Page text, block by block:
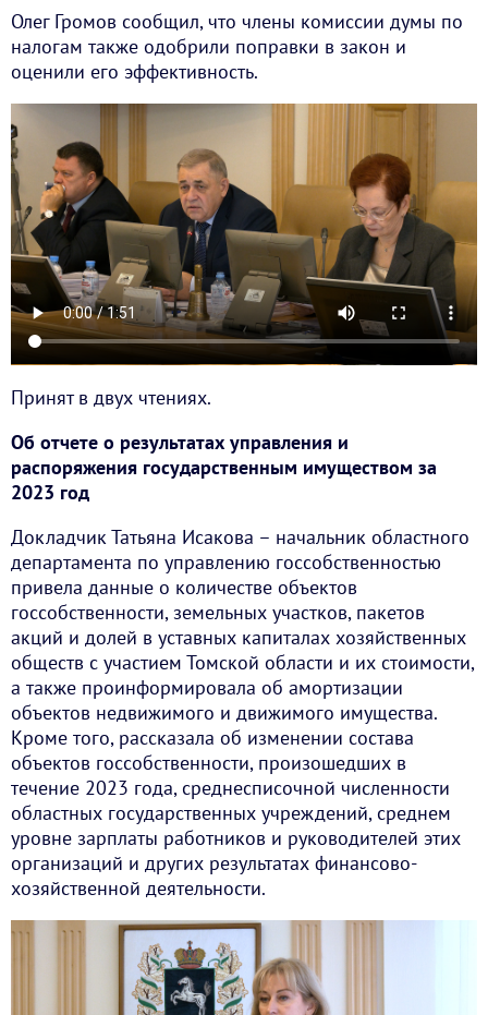
Олег Громов сообщил, что члены комиссии думы по
налогам также одобрили поправки в закон и
оценили его эффективность.
Принят в двух чтениях.
Об отчете о результатах управления и
распоряжения государственным имуществом за
2023 год
Докладчик Татьяна Исакова – начальник областного
департамента по управлению госсобственностью
привела данные о количестве объектов
госсобственности, земельных участков, пакетов
акций и долей в уставных капиталах хозяйственных
обществ с участием Томской области и их стоимости,
а также проинформировала об амортизации
объектов недвижимого и движимого имущества.
Кроме того, рассказала об изменении состава
объектов госсобственности, произошедших в
течение 2023 года, среднесписочной численности
областных государственных учреждений, среднем
уровне зарплаты работников и руководителей этих
организаций и других результатах финансово-
хозяйственной деятельности.